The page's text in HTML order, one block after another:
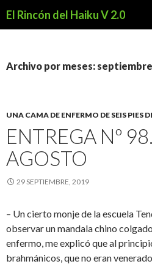
El Rincón del Haiku V 2.0
Archivo por meses:
UNA CAMA DE ENFERMO DE SEIS PIES
ENTREGA Nº
AGOSTO
29 SEPTIEMBRE, 2019
– Un cierto monje de la escuela
observar un mandala chino
enfermo, me explicó que al
brahmánicos, que no eran